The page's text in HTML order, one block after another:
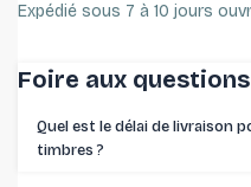
Expédié sous 7 à 10 jours
Foire aux questions
Quel est le délai de livraison
timbres ⁠?